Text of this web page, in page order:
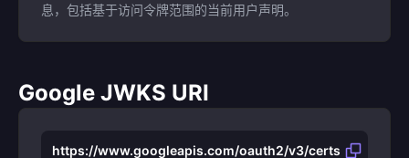
息，包括基于访问令牌范围的当前用户声明。
Google JWKS URI
https://www.googleapis.com/oauth2/v3/certs